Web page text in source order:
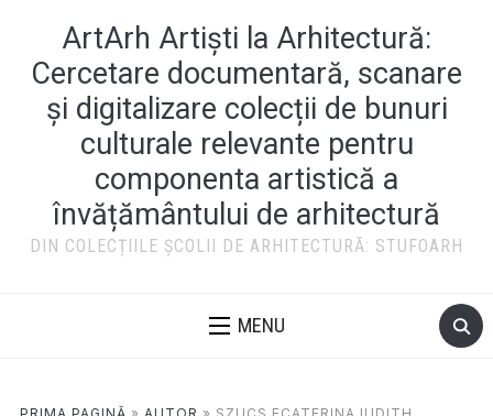
ArtArh Artiști la Arhitectură:
Cercetare documentară, scanare
și digitalizare colecții de bunuri
culturale relevante pentru
componenta artistică a
învățământului de arhitectură
DIN COLECȚIILE ȘCOLII DE ARHITECTURĂ: STUFOARH
MENU